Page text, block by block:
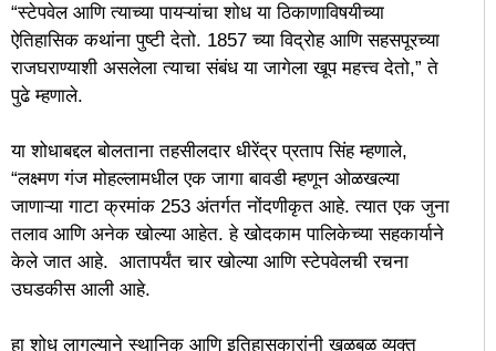
“स्टेपवेल आणि त्याच्या पायऱ्यांचा शोध या ठिकाणाविषयीच्या
ऐतिहासिक कथांना पुष्टी देतो. 1857 च्या विद्रोह आणि सहसपूरच्या
राजघराण्याशी असलेला त्याचा संबंध या जागेला खूप महत्त्व देतो,” ते
पुढे म्हणाले.
या शोधाबद्दल बोलताना तहसीलदार धीरेंद्र प्रताप सिंह म्हणाले,
“लक्ष्मण गंज मोहल्लामधील एक जागा बावडी म्हणून ओळखल्या
जाणाऱ्या गाटा क्रमांक 253 अंतर्गत नोंदणीकृत आहे. त्यात एक जुना
तलाव आणि अनेक खोल्या आहेत. हे खोदकाम पालिकेच्या सहकार्याने
केले जात आहे. आतापर्यंत चार खोल्या आणि स्टेपवेलची रचना
उघडकीस आली आहे.
हा शोध लागल्याने स्थानिक आणि इतिहासकारांनी खळबळ व्यक्त